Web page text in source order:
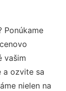
Ponúkame
vašim
a ozvite sa
nielen na